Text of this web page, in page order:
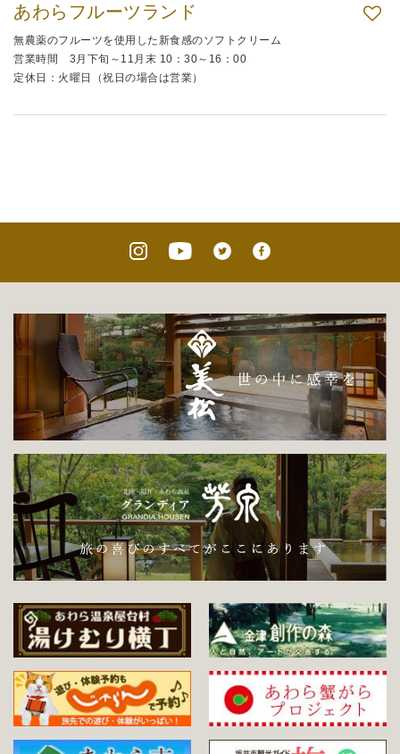
あわらフルーツランド
無農薬のフルーツを使用した新食感のソフトクリーム
営業時間 3月下旬～11月末 10：30～16：00
定休日：火曜日（祝日の場合は営業）